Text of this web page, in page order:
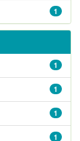
1
1
1
1
1